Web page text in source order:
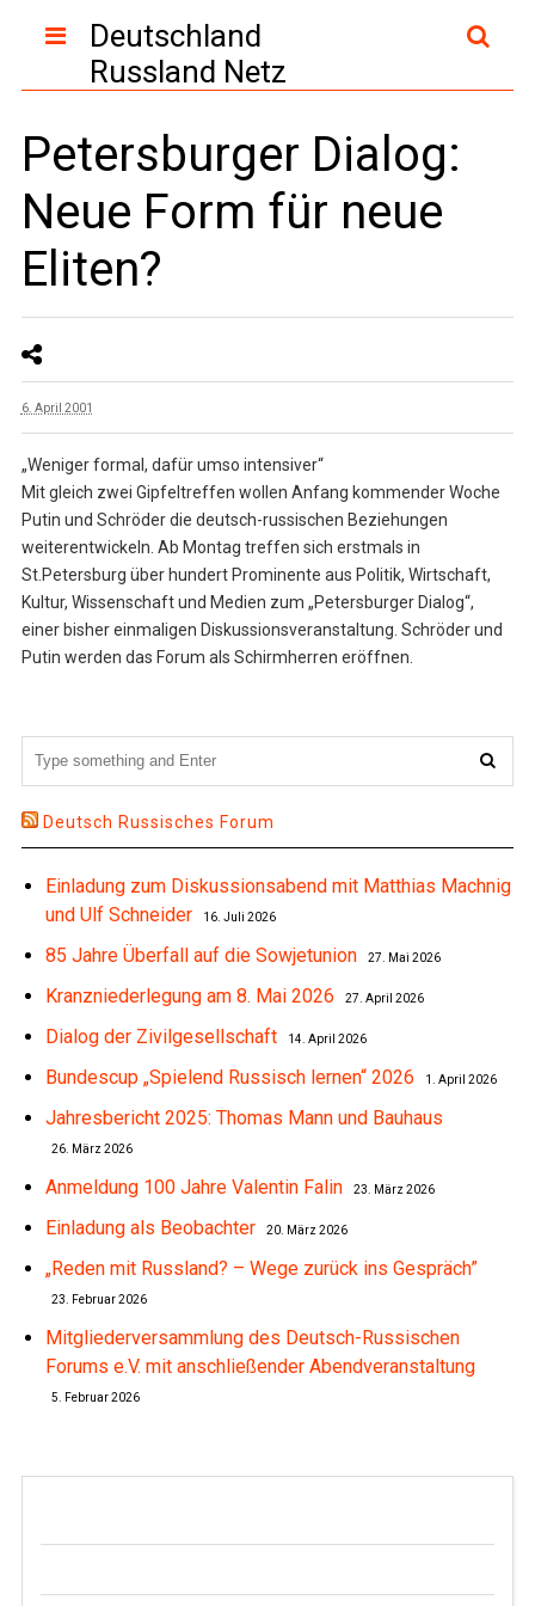
Deutschland
Russland Netz
Petersburger Dialog:
Neue Form für neue
Eliten?
6. April 2001
„Weniger formal, dafür umso intensiver“
Mit gleich zwei Gipfeltreffen wollen Anfang kommender Woche
Putin und Schröder die deutsch-russischen Beziehungen
weiterentwickeln. Ab Montag treffen sich erstmals in
St.Petersburg über hundert Prominente aus Politik, Wirtschaft,
Kultur, Wissenschaft und Medien zum „Petersburger Dialog“,
einer bisher einmaligen Diskussionsveranstaltung. Schröder und
Putin werden das Forum als Schirmherren eröffnen.
Deutsch Russisches Forum
Einladung zum Diskussionsabend mit Matthias Machnig
und Ulf Schneider
16. Juli 2026
85 Jahre Überfall auf die Sowjetunion 27. Mai 2026
Kranzniederlegung am 8. Mai 2026 27. April 2026
Dialog der Zivilgesellschaft 14. April 2026
Bundescup „Spielend Russisch lernen“ 2026 1. April 2026
Jahresbericht 2025: Thomas Mann und Bauhaus
26. März 2026
Anmeldung 100 Jahre Valentin Falin 23. März 2026
Einladung als Beobachter 20. März 2026
„Reden mit Russland? – Wege zurück ins Gespräch”
23. Februar 2026
Mitgliederversammlung des Deutsch-Russischen
Forums e.V. mit anschließender Abendveranstaltung
5. Februar 2026